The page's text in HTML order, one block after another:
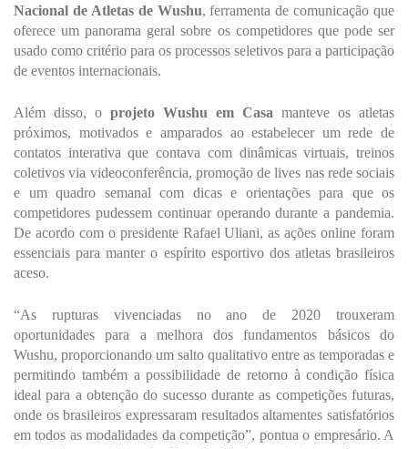
Nacional de Atletas de Wushu, ferramenta de comunicação que
oferece um panorama geral sobre os competidores que pode ser
usado como critério para os processos seletivos para a participação
de eventos internacionais.
Além disso, o projeto Wushu em Casa manteve os atletas
próximos, motivados e amparados ao estabelecer um rede de
contatos interativa que contava com dinâmicas virtuais, treinos
coletivos via videoconferência, promoção de lives nas rede sociais
e um quadro semanal com dicas e orientações para que os
competidores pudessem continuar operando durante a pandemia.
De acordo com o presidente Rafael Uliani, as ações online foram
essenciais para manter o espírito esportivo dos atletas brasileiros
aceso.
“As rupturas vivenciadas no ano de 2020 trouxeram
oportunidades para a melhora dos fundamentos básicos do
Wushu, proporcionando um salto qualitativo entre as temporadas e
permitindo também a possibilidade de retorno à condição física
ideal para a obtenção do sucesso durante as competições futuras,
onde os brasileiros expressaram resultados altamentes satisfatórios
em todos as modalidades da competição”, pontua o empresário. A